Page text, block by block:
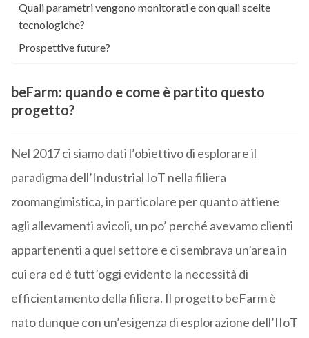
Quali parametri vengono monitorati e con quali scelte
tecnologiche?
Prospettive future?
beFarm: quando e come è partito questo
progetto?
Nel 2017 ci siamo dati l’obiettivo di esplorare il
paradigma dell’Industrial IoT nella filiera
zoomangimistica, in particolare per quanto attiene
agli allevamenti avicoli, un po’ perché avevamo clienti
appartenenti a quel settore e ci sembrava un’area in
cui era ed è tutt’oggi evidente la necessità di
efficientamento della filiera. Il progetto beFarm è
nato dunque con un’esigenza di esplorazione dell’IIoT